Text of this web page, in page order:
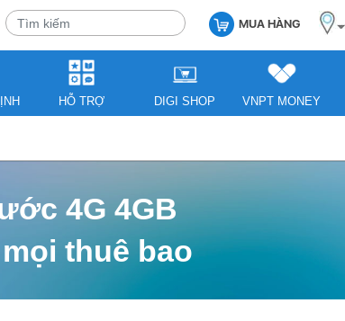
MUA HÀNG
HỖ TRỢ DIGI SHOP VNPT MONEY
4G 4GB
thuê bao